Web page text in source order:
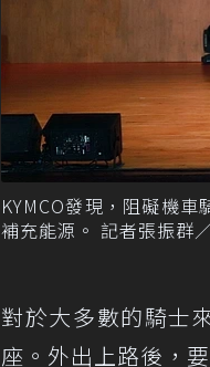
KYMCO發現，阻礙機
補充能源。 記者張振群
對於大多數的騎士
座。外出上路後，